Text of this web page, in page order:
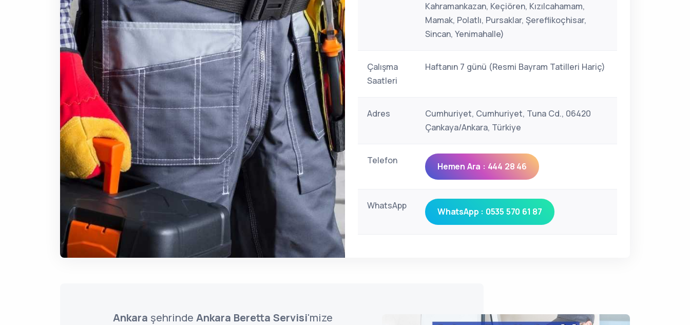
Kahramankazan, Keçiören, Kızılcahamam,
Mamak, Polatlı, Pursaklar, Şereflikoçhisar,
Sincan, Yenimahalle)
Çalışma
Saatleri
Haftanın 7 günü (Resmi Bayram Tatilleri Hariç)
Adres
Cumhuriyet, Cumhuriyet, Tuna Cd., 06420
Çankaya/Ankara, Türkiye
Telefon
Hemen Ara : 444 28 46
WhatsApp
WhatsApp : 0535 570 61 87
Ankara şehrinde Ankara Beretta Servisi'mize